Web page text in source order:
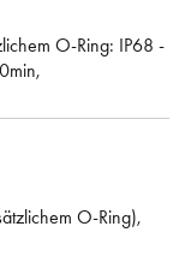
O-Ring: IP68 -
O-Ring),